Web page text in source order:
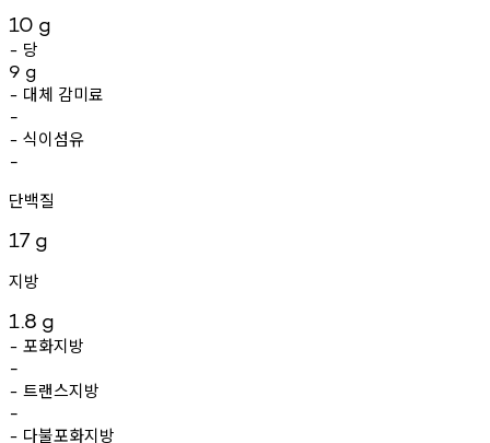
10 g
- 당
9 g
- 대체 감미료
-
- 식이섬유
-
단백질
17 g
지방
1.8 g
- 포화지방
-
- 트랜스지방
-
- 다불포화지방